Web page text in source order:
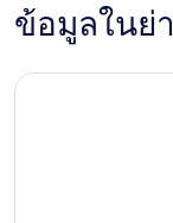
ข้อมูลในย่